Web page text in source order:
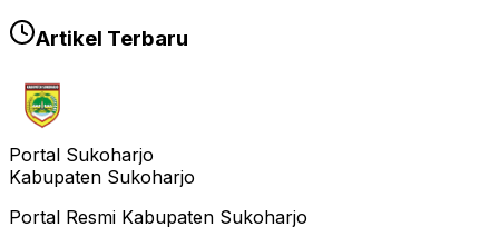
Artikel Terbaru
Portal Sukoharjo
Kabupaten Sukoharjo
Portal Resmi Kabupaten Sukoharjo